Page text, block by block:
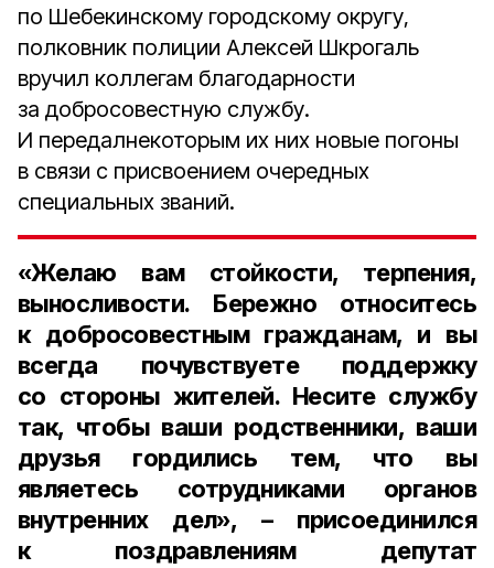
по Шебекинскому городскому округу,
полковник полиции Алексей Шкрогаль
вручил коллегам благодарности
за добросовестную службу.
И передалнекоторым их них новые погоны
в связи с присвоением очередных
специальных званий.
«Желаю вам стойкости, терпения,
выносливости. Бережно относитесь
к добросовестным гражданам, и вы
всегда почувствуете поддержку
со стороны жителей. Несите службу
так, чтобы ваши родственники, ваши
друзья гордились тем, что вы
являетесь сотрудниками органов
внутренних дел», –присоединился
к поздравлениям депутат